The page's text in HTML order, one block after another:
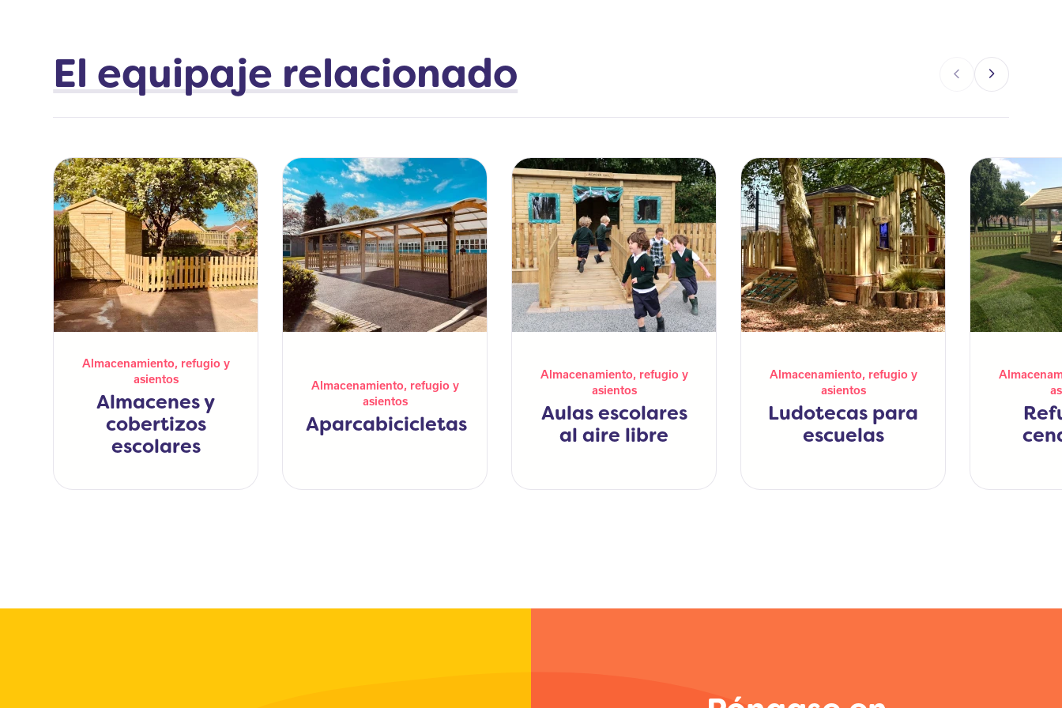
El equipaje relacionado
Almacenamiento, refugio y
asientos
Almacenes y
cobertizos
escolares
Almacenamiento, refugio y
asientos
Aparcabicicletas
Almacenamiento, refugio y
asientos
Aulas escolares
al aire libre
Almacenamiento, refugio y
asientos
Ludotecas para
escuelas